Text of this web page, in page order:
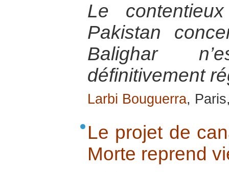
Le
Pakistan
Balighar
définitivement
Larbi Bouguerra,
Le projet de
Morte reprend